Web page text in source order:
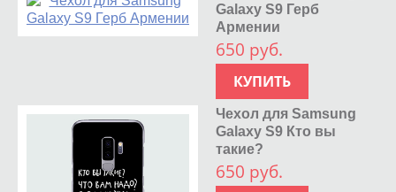
Galaxy S9 Герб
Армении
650 руб.
КУПИТЬ
Чехол для Samsung
Galaxy S9 Кто вы
такие?
650 руб.